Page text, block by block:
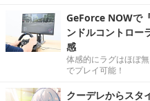
GeForce NOWで
ンドルコントロー
感
体感的にラグはほぼ
でプレイ可能！
クーデレからスタ